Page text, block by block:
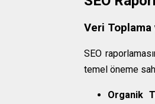
Veri Toplama
SEO
temel öneme
Organik